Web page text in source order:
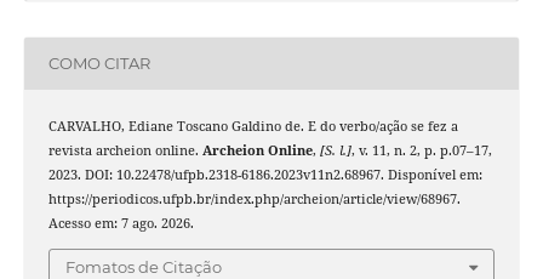
COMO CITAR
CARVALHO, Ediane Toscano Galdino de. E do verbo/ação se fez a
revista archeion online. Archeion Online, [S. l.], v. 11, n. 2, p. p.07–17,
2023. DOI: 10.22478/ufpb.2318-6186.2023v11n2.68967. Disponível em:
https://periodicos.ufpb.br/index.php/archeion/article/view/68967.
Acesso em: 7 ago. 2026.
Fomatos de Citação